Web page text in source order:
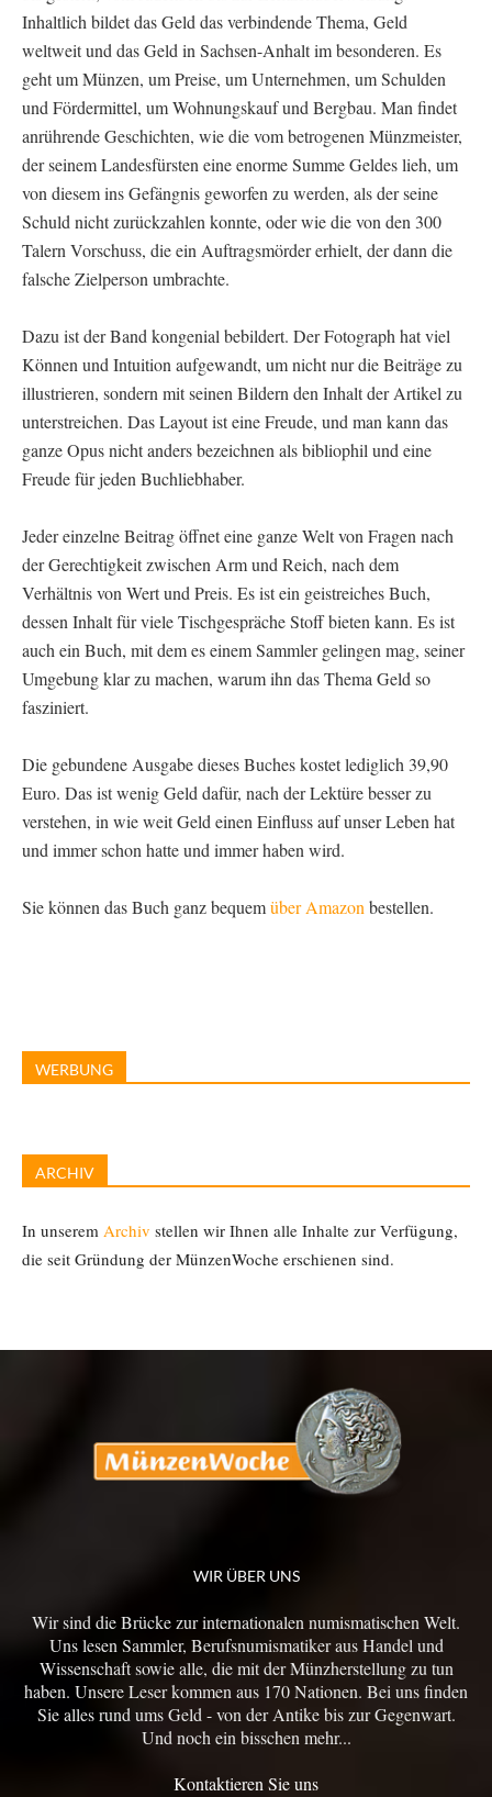
Inhaltlich bildet das Geld das verbindende Thema, Geld
weltweit und das Geld in Sachsen-Anhalt im besonderen. Es
geht um Münzen, um Preise, um Unternehmen, um Schulden
und Fördermittel, um Wohnungskauf und Bergbau. Man findet
anrührende Geschichten, wie die vom betrogenen Münzmeister,
der seinem Landesfürsten eine enorme Summe Geldes lieh, um
von diesem ins Gefängnis geworfen zu werden, als der seine
Schuld nicht zurückzahlen konnte, oder wie die von den 300
Talern Vorschuss, die ein Auftragsmörder erhielt, der dann die
falsche Zielperson umbrachte.
Dazu ist der Band kongenial bebildert. Der Fotograph hat viel
Können und Intuition aufgewandt, um nicht nur die Beiträge zu
illustrieren, sondern mit seinen Bildern den Inhalt der Artikel zu
unterstreichen. Das Layout ist eine Freude, und man kann das
ganze Opus nicht anders bezeichnen als bibliophil und eine
Freude für jeden Buchliebhaber.
Jeder einzelne Beitrag öffnet eine ganze Welt von Fragen nach
der Gerechtigkeit zwischen Arm und Reich, nach dem
Verhältnis von Wert und Preis. Es ist ein geistreiches Buch,
dessen Inhalt für viele Tischgespräche Stoff bieten kann. Es ist
auch ein Buch, mit dem es einem Sammler gelingen mag, seiner
Umgebung klar zu machen, warum ihn das Thema Geld so
fasziniert.
Die gebundene Ausgabe dieses Buches kostet lediglich 39,90
Euro. Das ist wenig Geld dafür, nach der Lektüre besser zu
verstehen, in wie weit Geld einen Einfluss auf unser Leben hat
und immer schon hatte und immer haben wird.
Sie können das Buch ganz bequemüber Amazon bestellen.
WERBUNG
ARCHIV
In unserem Archiv stellen wir Ihnen alle Inhalte zur Verfügung,
die seit Gründung der MünzenWoche erschienen sind.
WIR ÜBER UNS
Wir sind die Brücke zur internationalen numismatischen Welt.
Uns lesen Sammler, Berufsnumismatiker aus Handel und
Wissenschaft sowie alle, die mit der Münzherstellung zu tun
haben. Unsere Leser kommen aus 170 Nationen. Bei uns finden
Sie alles rund ums Geld - von der Antike bis zur Gegenwart.
Und noch ein bisschen mehr...
Kontaktieren Sie uns